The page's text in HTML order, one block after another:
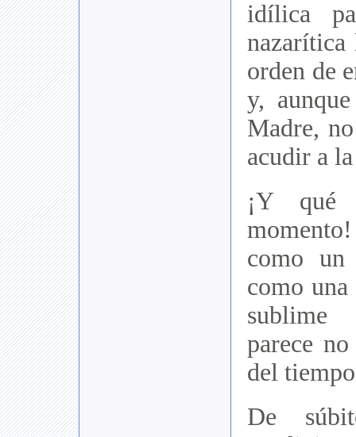
idílica
nazarítica
orden de
y,
Madre,
acudir a
¡Y qué
como
como
sublime
parece
del
De